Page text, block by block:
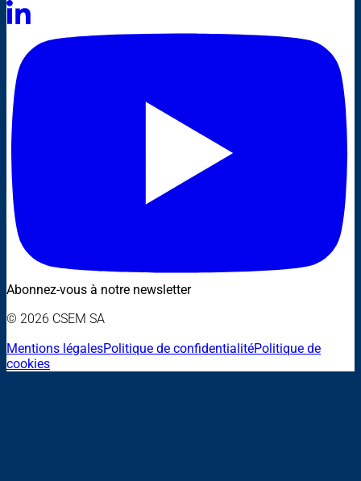
Abonnez-vous à notre newsletter
© 2026 CSEM SA
Mentions légalesPolitique de confidentialitéPolitique de
cookies